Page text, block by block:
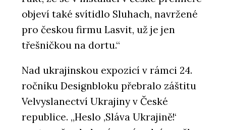
objeví také svítidlo Sluhach, navržené
pro českou firmu Lasvit, už je jen
třešničkou na dortu.“
Nad ukrajinskou expozicí v rámci 24.
ročníku Designbloku přebralo záštitu
Velvyslanectví Ukrajiny v České
republice. „Heslo ‚Sláva Ukrajině!‘